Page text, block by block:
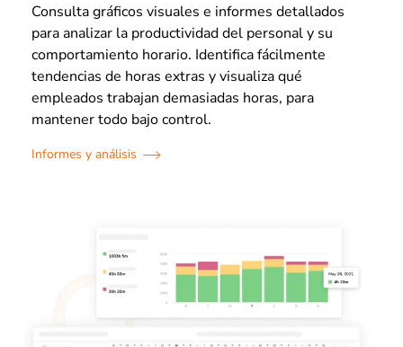
Consulta gráficos visuales e informes detallados
para analizar la productividad del personal y su
comportamiento horario. Identifica fácilmente
tendencias de horas extras y visualiza qué
empleados trabajan demasiadas horas, para
mantener todo bajo control.
Informes y análisis